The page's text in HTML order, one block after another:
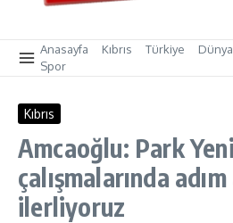
Anasayfa Kıbrıs Türkiye Dünya
Spor
Kıbrıs
Amcaoğlu: Park
çalışmalarında adım
ilerliyoruz